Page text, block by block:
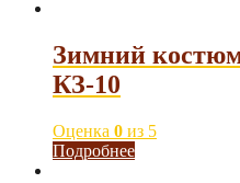
Зимний
КЗ-10
Оценка 0 из 5
Подробнее